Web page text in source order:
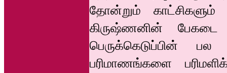
தோன்றும் காட்சிகளும்
கிருஷ்ணனின் பேகடை
பெருக்கெடுப்பின்
பரிமாணங்களை